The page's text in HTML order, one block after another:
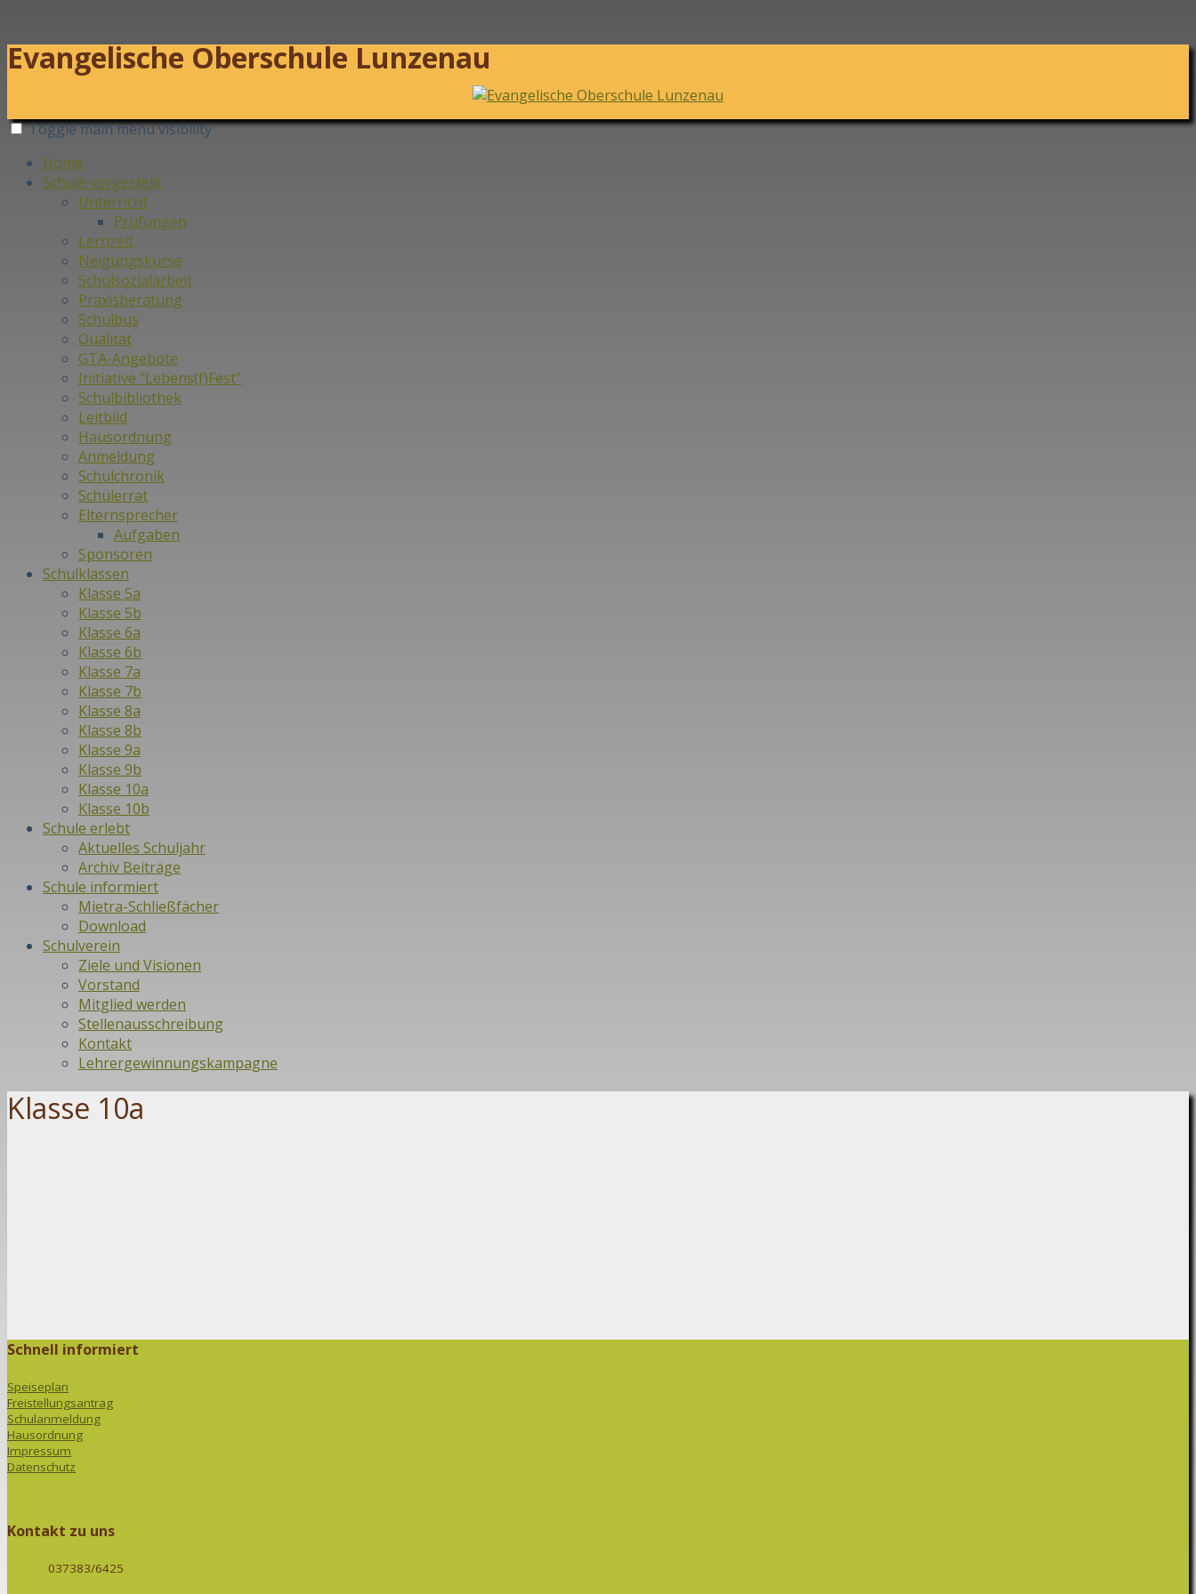
Evangelische Oberschule Lunzenau
Toggle main menu visibility
Home
Schule vorgestellt
Unterricht
Prüfungen
Lernzeit
Neigungskurse
Schulsozialarbeit
Praxisberatung
Schulbus
Qualität
GTA-Angebote
Initiative "Lebens(f)Fest"
Schulbibliothek
Leitbild
Hausordnung
Anmeldung
Schulchronik
Schülerrat
Elternsprecher
Aufgaben
Sponsoren
Schulklassen
Klasse 5a
Klasse 5b
Klasse 6a
Klasse 6b
Klasse 7a
Klasse 7b
Klasse 8a
Klasse 8b
Klasse 9a
Klasse 9b
Klasse 10a
Klasse 10b
Schule erlebt
Aktuelles Schuljahr
Archiv Beiträge
Schule informiert
Mietra-Schließfächer
Download
Schulverein
Ziele und Visionen
Vorstand
Mitglied werden
Stellenausschreibung
Kontakt
Lehrergewinnungskampagne
Klasse 10a
Schnell informiert
Speiseplan
Freistellungsantrag
Schulanmeldung
Hausordnung
Impressum
Datenschutz
Kontakt zu uns
037383/6425